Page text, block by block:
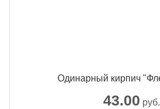
43.00 руб.
Одинарный кирпич